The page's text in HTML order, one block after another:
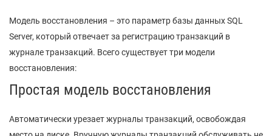
Модель восстановления – это параметр базы данных SQL
Server, который отвечает за регистрацию транзакций в
журнале транзакций. Всего существует три модели
восстановления:
Простая модель восстановления
Автоматически урезает журналы транзакций, освобождая